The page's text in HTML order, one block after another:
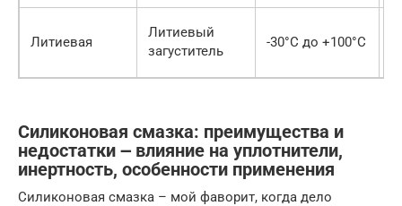
Литиевая
Литиевый
загуститель
-30°C до +100°C
Силиконовая смазка: преимущества и
недостатки ౼ влияние на уплотнители,
инертность, особенности применения
Силиконовая смазка – мой фаворит, когда дело